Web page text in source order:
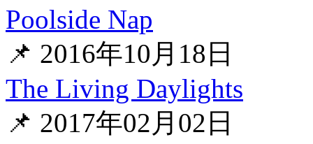
Poolside Nap
📌 2016年10月18日
The Living Daylights
📌 2017年02月02日